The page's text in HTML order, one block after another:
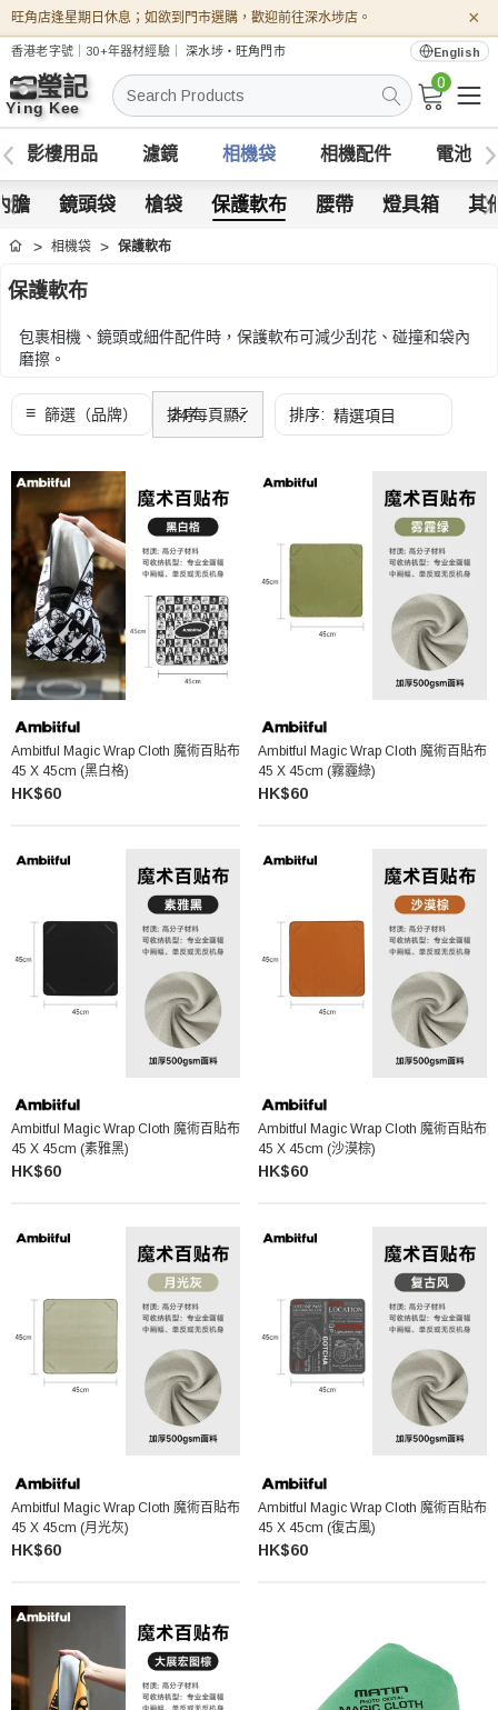
旺角店逢星期日休息；如欲到門市選購，歡迎前往深水埗店。 ×
香港老字號｜30+年器材經驗｜深水埗・旺角門市 English
搜
索
0
影樓用品 濾鏡 相機袋 相機配件 電池
膽 鏡頭袋 槍袋 保護軟布 腰帶 燈具箱 其
首頁 相機袋 保護軟布
保護軟布
包裹相機、鏡頭或細件配件時，保護軟布可減少刮花、碰撞和袋內
磨擦。
或器材櫃存放使用。
Ambitful Magic Wrap Cloth 魔術百貼布
45 X 45cm (黑白格)
HK$60
Ambitful Magic Wrap Cloth 魔術百貼布
45 X 45cm (霧霾綠)
HK$60
Ambitful Magic Wrap Cloth 魔術百貼布
45 X 45cm (素雅黑)
HK$60
Ambitful Magic Wrap Cloth 魔術百貼布
45 X 45cm (沙漠棕)
HK$60
Ambitful Magic Wrap Cloth 魔術百貼布
45 X 45cm (月光灰)
HK$60
Ambitful Magic Wrap Cloth 魔術百貼布
45 X 45cm (復古風)
HK$60